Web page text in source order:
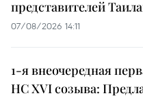
представителей
07/08/2026 14:11
1-я внеочередная
НС XVI созыва: